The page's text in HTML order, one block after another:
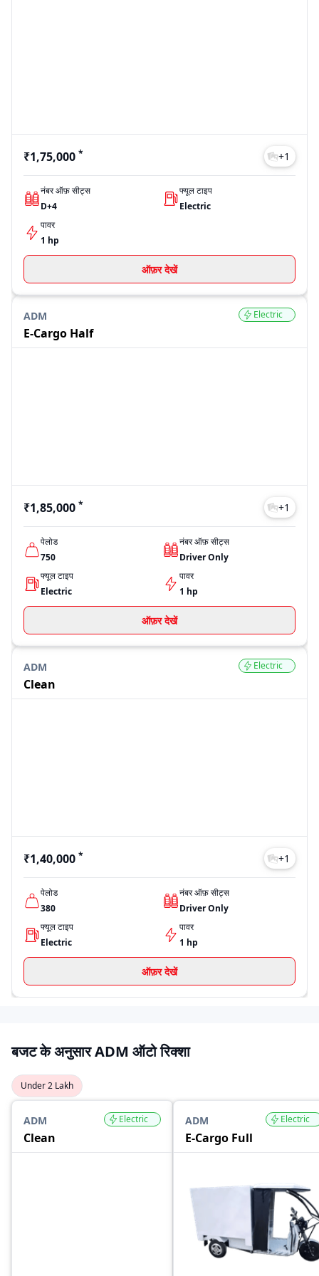
₹1,75,000 * +1
नंबर ऑफ़ सीट्स
D+4
फ्यूल टाइप
Electric
पावर
1 hp
ऑफ़र देखें
ADM
E-Cargo Half
Electric
₹1,85,000 * +1
पेलोड
750
नंबर ऑफ़ सीट्स
Driver Only
फ्यूल टाइप
Electric
पावर
1 hp
ऑफ़र देखें
ADM
Clean
Electric
₹1,40,000 * +1
पेलोड
380
नंबर ऑफ़ सीट्स
Driver Only
फ्यूल टाइप
Electric
पावर
1 hp
ऑफ़र देखें
बजट के अनुसार ADM ऑटो रिक्शा
Under 2 Lakh
ADM
Clean
Electric ADM
E-Cargo Full
Electric